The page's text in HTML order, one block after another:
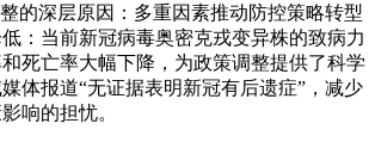
的深层原因：多重因素推动防控策略转型
：当前新冠病毒奥密克戎变异株的致病力
死亡率大幅下降，为政策调整提供了科学
体报道“无证据表明新冠有后遗症”，减少
响的担忧。